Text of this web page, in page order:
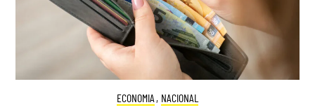
ECONOMIA , NACIONAL